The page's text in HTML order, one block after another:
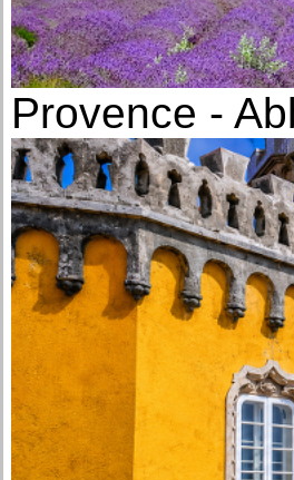
Provence -